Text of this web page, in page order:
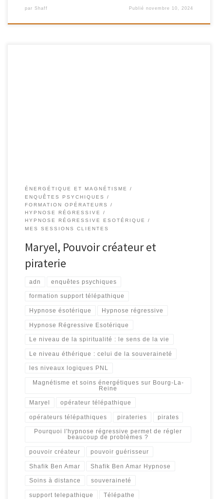
par Shaff Publiénovembre 10, 2024
ÉNERGÉTIQUE ET MAGNÉTISME
ENQUÊTES PSYCHIQUES
FORMATION OPÉRATEURS
HYPNOSE RÉGRESSIVE
HYPNOSE RÉGRESSIVE ESOTÉRIQUE
MES SESSIONS CLIENTES
Maryel, Pouvoir créateur et
piraterie
adn enquêtes psychiques
formation support télépathique
Hypnose ésotérique Hypnose régressive
Hypnose Régressive Esotérique
Le niveau de la spiritualité : le sens de la vie
Le niveau éthérique : celui de la souveraineté
les niveaux logiques PNL
Magnétisme et soins énergétiques sur Bourg-La-
Reine
Maryel opérateur télépathique
opérateurs télépathiques pirateries pirates
Pourquoi l'hypnose régressive permet de régler
beaucoup de problèmes ?
pouvoir créateur pouvoir guérisseur
Shafik Ben Amar Shafik Ben Amar Hypnose
Soins à distance souveraineté
support telepathique Télépathe